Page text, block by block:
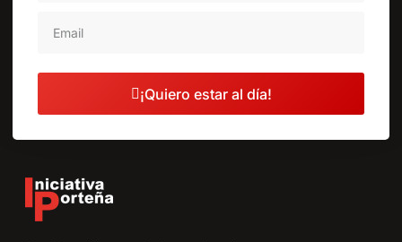
¡Quiero estar al día!